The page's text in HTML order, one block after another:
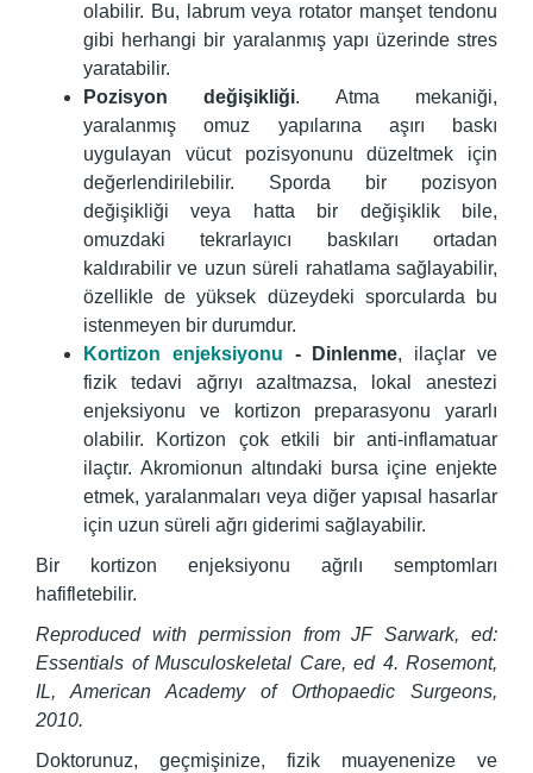
olabilir. Bu, labrum veya rotator manşet tendonu
gibi herhangi bir yaralanmış yapı üzerinde stres
yaratabilir.
Pozisyon değişikliği. Atma mekaniği,
yaralanmış omuz yapılarına aşırı baskı
uygulayan vücut pozisyonunu düzeltmek için
değerlendirilebilir. Sporda bir pozisyon
değişikliği veya hatta bir değişiklik bile,
omuzdaki tekrarlayıcı baskıları ortadan
kaldırabilir ve uzun süreli rahatlama sağlayabilir,
özellikle de yüksek düzeydeki sporcularda bu
istenmeyen bir durumdur.
Kortizon enjeksiyonu
- Dinlenme, ilaçlar ve
fizik tedavi ağrıyı azaltmazsa, lokal anestezi
enjeksiyonu ve kortizon preparasyonu yararlı
olabilir. Kortizon çok etkili bir anti-inflamatuar
ilaçtır. Akromionun altındaki bursa içine enjekte
etmek, yaralanmaları veya diğer yapısal hasarlar
için uzun süreli ağrı giderimi sağlayabilir.
Bir kortizon enjeksiyonu ağrılı semptomları
hafifletebilir.
Reproduced with permission from JF Sarwark, ed:
Essentials of Musculoskeletal Care, ed 4. Rosemont,
IL, American Academy of Orthopaedic Surgeons,
2010.
Doktorunuz, geçmişinize, fizik muayenenize ve